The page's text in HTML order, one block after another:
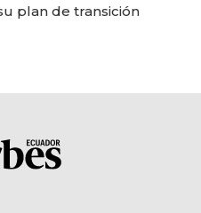
plan de transición